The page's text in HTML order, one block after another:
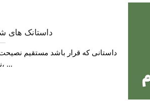
داستانک های
داستانی که قرار باشد مستقیم
نیست، ...